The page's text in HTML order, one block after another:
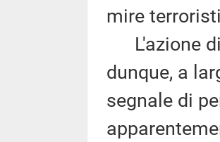
mire
L'azione di
dunque, a
segnale di